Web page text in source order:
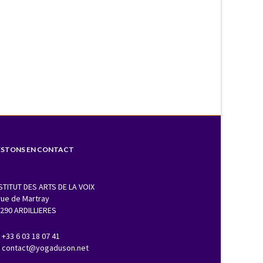
EN CONTACT
DES ARTS DE LA VOIX
de Martray
ARDILLIERES
+33 6 03 18 07 41
contact@yogaduson.net